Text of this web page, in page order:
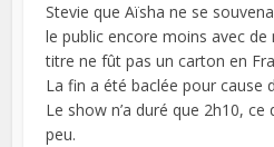
Stevie que Aïsha ne se
le public encore moins avec
titre ne fût pas un carton en
La fin a été baclée pour cause
Le show n’a duré que 2h10,
peu.